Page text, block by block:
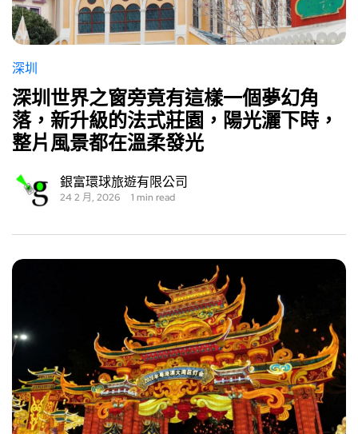
深圳
深圳世界之窗旁竟有這樣一個夢幻角
落，新升級的法式莊園，陽光灑下時，
整片風景都在溫柔發光
銀富環球旅遊有限公司
24 2 月, 2026 1 min read